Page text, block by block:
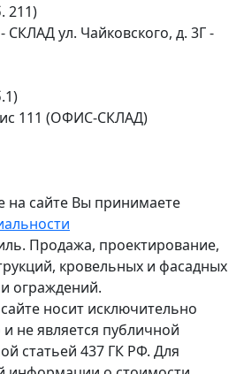
211)
ул. Чайковского, д. 3Г -
111 (ОФИС-СКЛАД)
на сайте Вы принимаете
Продажа, проектирование,
кровельных и фасадных
ограждений.
носит исключительно
не является публичной
статьей 437 ГК РФ. Для